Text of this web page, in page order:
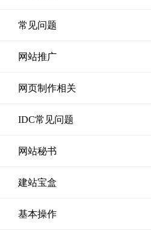
常见问题
网站推广
网页制作相关
IDC常见问题
网站秘书
建站宝盒
基本操作